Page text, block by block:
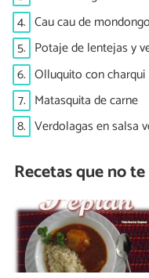
4. Cau cau de mondongo
5. Potaje de lentejas y
6. Olluquito con charqui
7. Matasquita de carne
8. Verdolagas en salsa
Recetas que no